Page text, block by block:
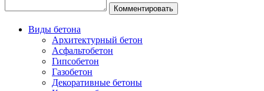
Виды бетона
Архитектурный бетон
Асфальтобетон
Гипсобетон
Газобетон
Декоративные бетоны